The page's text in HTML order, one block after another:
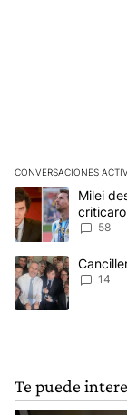
CONVERSACIONES
Este listado
Un artículo de
Milei
anti-58
Un artículo de
14